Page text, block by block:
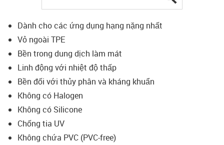
Dành cho các ứng dụng hạng nặng nhất
Vỏ ngoài TPE
Bền trong dung dịch làm mát
Linh động với nhiệt độ thấp
Bền đối với thủy phân và kháng khuẩn
Không có Halogen
Không có Silicone
Chống tia UV
Không chứa PVC (PVC-free)